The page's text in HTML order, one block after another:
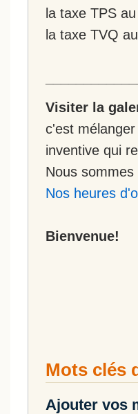
la taxe TPS
la taxe TVQ
Visiter la
c'est mélanger
inventive qui
Nous
Nos heures
Bienvenue!
Mots clés
Ajouter vos